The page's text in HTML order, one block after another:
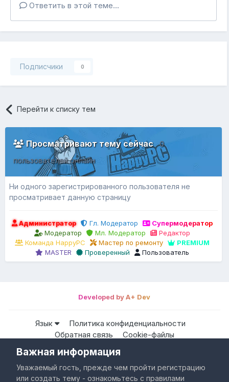
Ответить в этой теме...
Подписчики 0
Перейти к списку тем
Просматривают тему сейчас0
пользователей онлайн
Ни одного зарегистрированного пользователя не
просматривает данную страницу
Администратор Гл. Модератор
Супермодератор
Модератор
Мл. Модератор
Редактор
Команда HappyPC
Мастер по ремонту
PREMIUM
MASTER
Проверенный Пользователь
Developed by A+ Dev
Язык
Политика конфиденциальности
Обратная связь
Cookie-файлы
Powered by Invision Community
Важная информация
Уважаемый гость, прежде чем пройти регистрацию
или создать тему - ознакомьтесь с правилами